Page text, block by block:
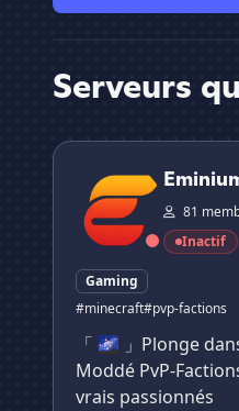
Serveurs
Eminium
81
Inactif
Gaming
#minecraft#pvp-factions
「 🌌 」Plonge
Moddé PvP-
vrais passionnés